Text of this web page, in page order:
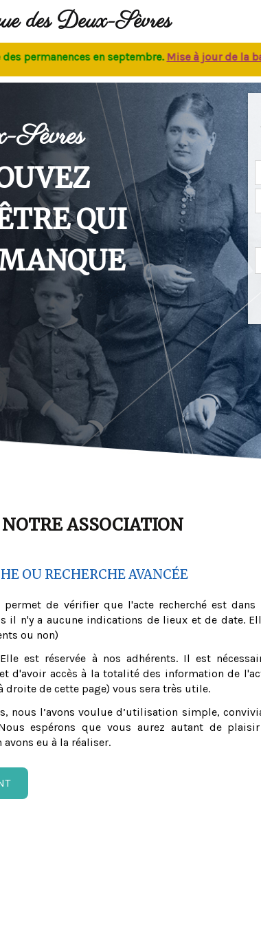
des Deux-Sèvres
en septembre.Mise à jour de la base:
QUI
ASSOCIATION
OU RECHERCHE AVANCÉE
permet de vérifier que l'acte recherché est dans
il n'y a aucune indications de lieux et de date.
ou non)
est réservée à nos adhérents. Il est
d'avoir accès à la totalité des information de
droite de cette page) vous sera très utile.
nous l’avons voulue d’utilisation simple,
espérons que vous aurez autant de
eu à la réaliser.